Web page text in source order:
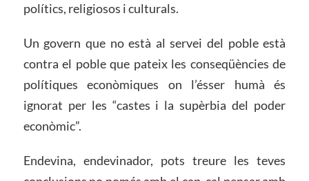
polítics, religiosos i culturals.
Un govern que no està al servei del poble està
contra el poble que pateix les conseqüències de
polítiques econòmiques on l’ésser humà és
ignorat per les “castes i la supèrbia del poder
econòmic”.
Endevina, endevinador, pots treure les teves